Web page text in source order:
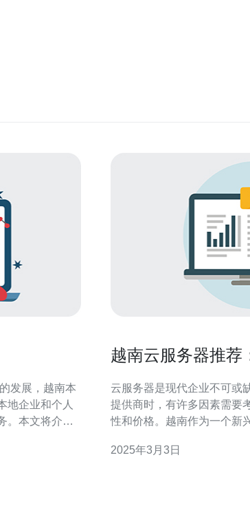
地企业和个人
。本文将介绍
越南云服务器推荐
云服务器是现代企业不可或
提供商时，有许多因素需要
性和价格。越南作为一个新
器，帮助您找到适合自己的最佳选择。 越
2025年3月3日